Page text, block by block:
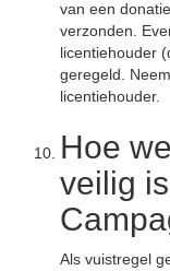
van een
verzonden.
licentiehouder
geregeld.
licentiehouder.
Hoe
veilig
Als vuistregel